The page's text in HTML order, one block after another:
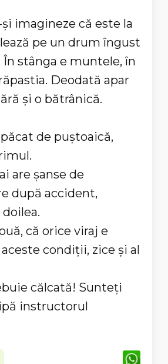
și imagineze că este la
pe un drum îngust
stânga e muntele, în
Deodată apar
și o bătrânică.
păcat de puștoaică,
are șanse de
după accident,
că orice viraj e
condiții, zice și al
călcată! Sunteți
instructorul